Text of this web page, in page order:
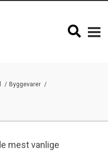
Byggevarer
mest vanlige